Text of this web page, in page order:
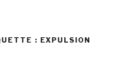
: EXPULSION